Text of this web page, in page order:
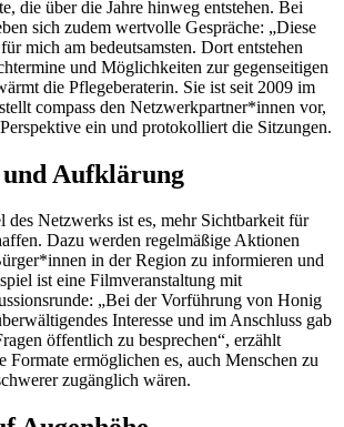
die über die Jahre hinweg entstehen. Bei
sich zudem wertvolle Gespräche: „Diese
mich am bedeutsamsten. Dort entstehen
und Möglichkeiten zur gegenseitigen
die Pflegeberaterin. Sie ist seit 2009 im
compass den Netzwerkpartner*innen vor,
ein und protokolliert die Sitzungen.
Aufklärung
des Netzwerks ist es, mehr Sichtbarkeit für
Dazu werden regelmäßige Aktionen
in der Region zu informieren und
ist eine Filmveranstaltung mit
„Bei der Vorführung von Honig
Interesse und im Anschluss gab
öffentlich zu besprechen“, erzählt
Formate ermöglichen es, auch Menschen zu
zugänglich wären.